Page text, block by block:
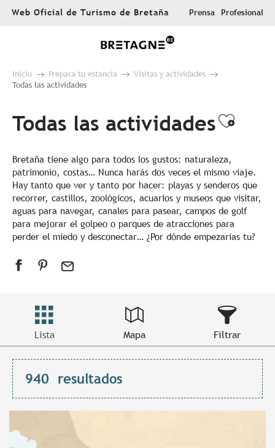
AllerWeb Oficial de Turismo de Bretaña Prensa Profesional
Inicio Prepara tu estancia
Visitas y actividades
Todas las actividades
Todas las actividades
Bretaña tiene algo para todos los gustos: naturaleza,
patrimonio, costas… Nunca harás dos veces el mismo viaje.
Hay tanto que ver y tanto por hacer: playas y senderos que
recorrer, castillos, zoológicos, acuarios y museos que visitar,
aguas para navegar, canales para pasear, campos de golf
para mejorar el golpeo o parques de atracciones para
perder el miedo y desconectar… ¿Por dónde empezarías tu?
Lista Mapa Filtrar
940 resultados